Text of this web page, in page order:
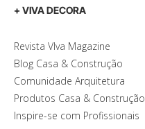
+ VIVA DECORA
Revista VIva Magazine
Blog Casa & Construção
Comunidade Arquitetura
Produtos Casa & Construção
Inspire-se com Profissionais